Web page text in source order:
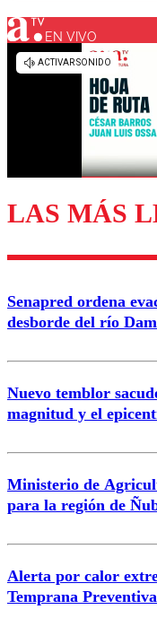
Los comentarios
EN VIVO
LAS MÁS
Senapred ordena
desborde del río
Nuevo temblor
magnitud y el
Ministerio de
para la región de
Alerta por calor
Temprana